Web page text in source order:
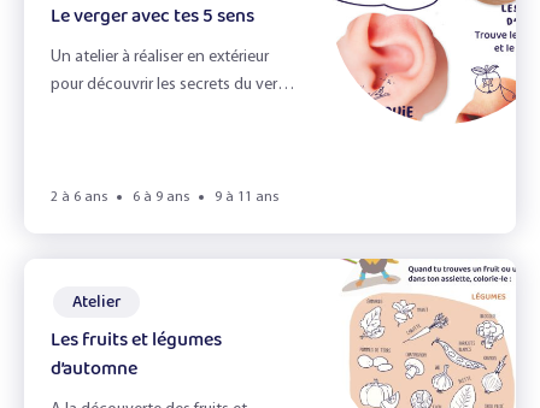
Le verger avec tes 5 sens
Un atelier à réaliser en extérieur
pour découvrir les secrets du verger
2 à 6 ans 6 à 9 ans 9 à 11 ans
Atelier
Les fruits et légumes
d’automne